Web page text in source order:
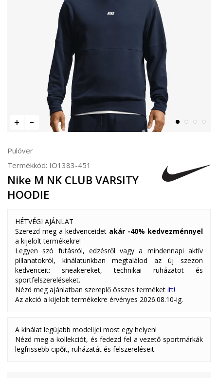
Pulóver
Termékkód: IO1383-451
Nike M NK CLUB VARSITY
HOODIE
HÉTVÉGI AJÁNLAT
Szerezd meg a kedvenceidet akár -40% kedvezménnyel
a kijelölt termékekre!
Legyen szó futásról, edzésről vagy a mindennapi aktív
pillanatokról, kínálatunkban megtalálod az új szezon
kedvenceit: sneakereket, technikai ruházatot és
sportfelszereléseket.
Nézd meg ajánlatban szereplő összes terméket itt!
Az akció a kijelölt termékekre érvényes 2026.08.10-ig.
A kínálat legújabb modelljei most egy helyen!
Nézd meg a kollekciót, és fedezd fel a vezető sportmárkák
legfrissebb cipőit, ruházatát és felszereléseit.